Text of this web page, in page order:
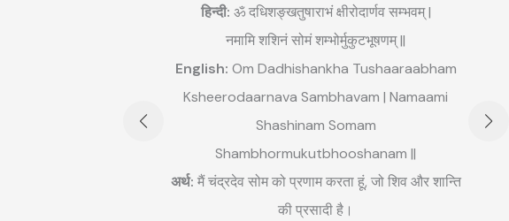
हिन्दी: ॐ दधिशङ्खतुषाराभं क्षीरोदार्णव सम्भवम् |
नमामि शशिनं सोमं शम्भोर्मुकुटभूषणम् ||
English: Om Dadhishankha Tushaaraabham
Ksheerodaarnava Sambhavam | Namaami
Shashinam Somam
Shambhormukutbhooshanam ||
अर्थ: मैं चंद्रदेव सोम को प्रणाम करता हूं, जो शिव और शान्ति
की प्रसादी है।